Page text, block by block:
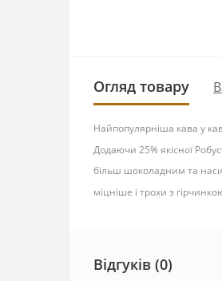
Огляд товару
Найпопулярніша кава у
Додаючи 25% якісної
більш шоколадним та
міцніше і трохи з
Відгуків (0)